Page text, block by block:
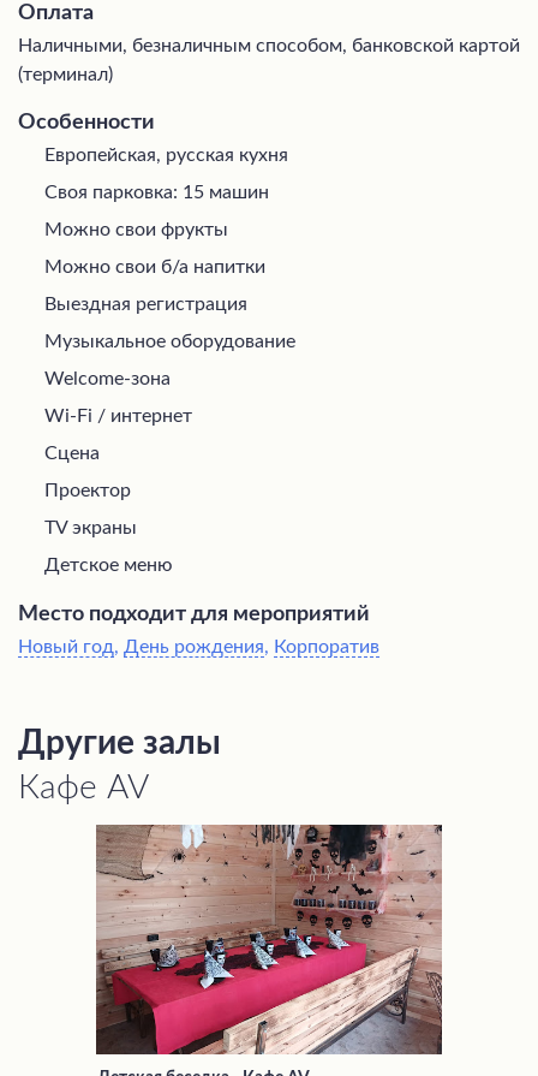
Оплата
Наличными, безналичным способом, банковской картой
(терминал)
Особенности
Европейская, русская кухня
Своя парковка: 15 машин
Можно свои фрукты
Можно свои б/а напитки
Выездная регистрация
Музыкальное оборудование
Welcome-зона
Wi-Fi / интернет
Сцена
Проектор
TV экраны
Детское меню
Место подходит для мероприятий
Новый год, День рождения, Корпоратив
Другие залы
Кафе AV